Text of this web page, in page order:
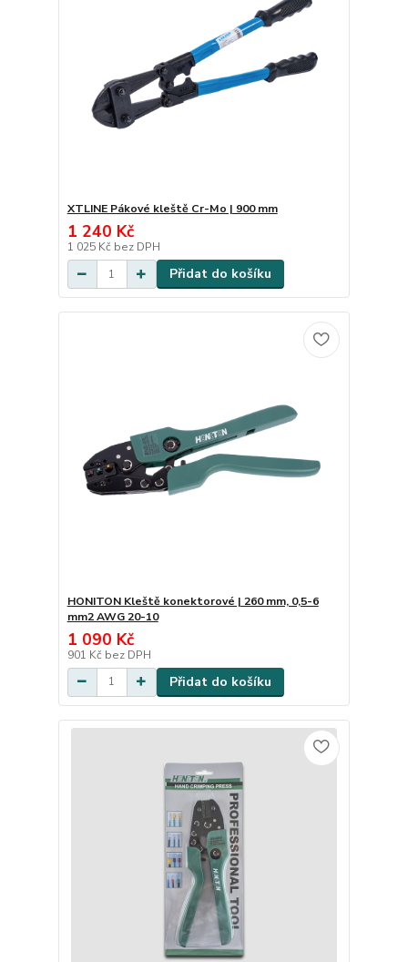
XTLINE Pákové kleště Cr-Mo | 900 mm
1 240 Kč
1 025 Kč bez DPH
Přidat do košíku
HONITON Kleště konektorové | 260 mm, 0,5-6
mm2 AWG 20-10
1 090 Kč
901 Kč bez DPH
Přidat do košíku